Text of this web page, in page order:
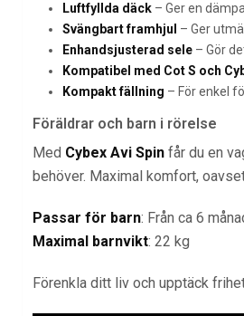
Luftfyllda däck– Ger en
Svängbart framhjul – Ger
Enhandsjusterad sele– Gör
Kompatibel med Cot S och
Kompakt fällning – För enkel
Föräldrar och barn i rörelse
Med Cybex Avi Spin får du en
behöver. Maximal komfort,
Passar för barn: Från ca 6
Maximal barnvikt: 22 kg
Förenkla ditt liv och upptäck